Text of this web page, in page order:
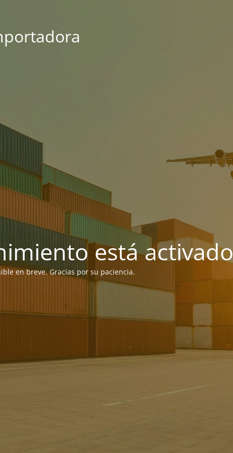
está activado
en breve. Gracias por su paciencia.